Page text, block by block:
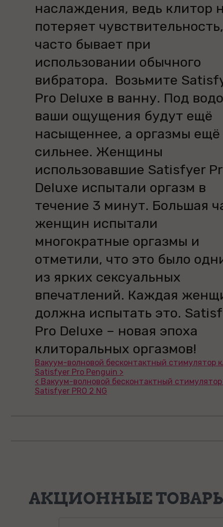
наслаждения, ведь клитор
потеряет
часто бывает при
использовании обычного
вибратора. Возьмите
Pro Deluxe в ванну. Под
ваши ощущения будут ещё
насыщеннее, а оргазмы ещё
сильнее. Женщины
использовавшие Satisfyer
Deluxe испытали оргазм в
течение 3 минут. Большая
женщин испытали
многократные оргазмы и
отметили, что это было
из ярких сексуальных
впечатлений. Каждая
должна испытать это.
Pro Deluxe – новая эпоха
клиторальных оргазмов!
Вакуум-волновой бесконтактный стимулятор
Satisfyer Pro Penguin >
< Вакуум-волновой бесконтактный
Satisfyer PRO 2 NG
АКЦИОННЫЕ